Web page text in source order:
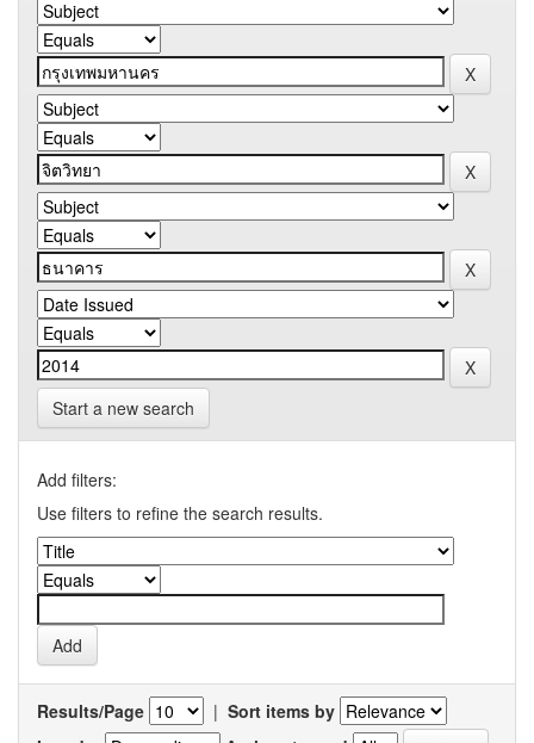
Start a new search
Add filters:
Use filters to refine the search results.
Results/Page | Sort items by